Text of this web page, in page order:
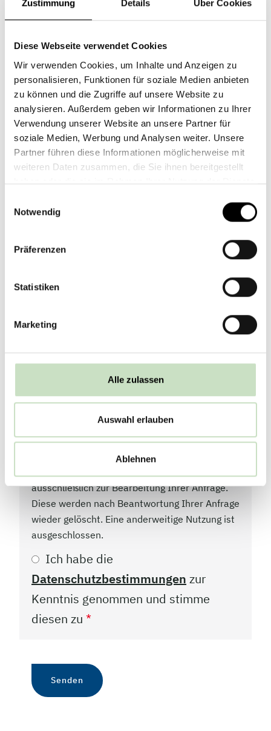
Zustimmung Details Über Cookies
Diese Webseite verwendet Cookies
Wir verwenden Cookies, um Inhalte und Anzeigen zu
personalisieren, Funktionen für soziale Medien anbieten
zu können und die Zugriffe auf unsere Website zu
analysieren. Außerdem geben wir Informationen zu Ihrer
Verwendung unserer Website an unsere Partner für
soziale Medien, Werbung und Analysen weiter. Unsere
Partner führen diese Informationen möglicherweise mit
weiteren Daten zusammen, die Sie ihnen bereitgestellt
haben oder die sie im Rahmen Ihrer Nutzung der Dienste
Notwendig
Präferenzen
Statistiken
Marketing
Alle zulassen
Auswahl erlauben
Ablehnen
Vorname
Nachname*
Straße,
Hausnummer*
Ort*
E-
Telefon
Wir speichern und verarbeiten Ihre vorstehend
ausschließlich zur Bearbeitung Ihrer Anfrage.
Diese werden nach Beantwortung Ihrer Anfrage
wieder gelöscht. Eine anderweitige Nutzung ist
ausgeschlossen.
Ich habe die
Datenschutzbestimmungen zur
Kenntnis genommen und stimme
diesen zu *